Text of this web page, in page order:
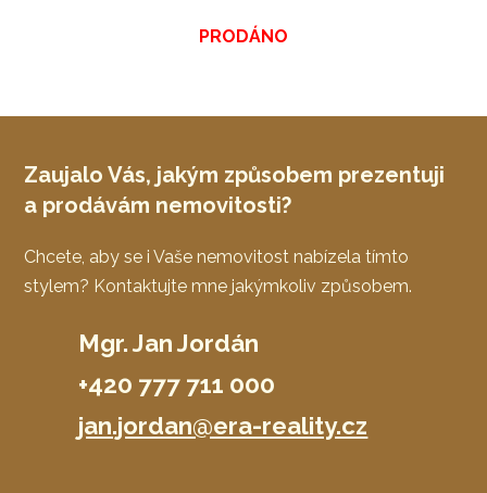
PRODÁNO
Zaujalo Vás, jakým způsobem prezentuji
a prodávám nemovitosti?
Chcete, aby se i Vaše nemovitost nabízela tímto
stylem? Kontaktujte mne jakýmkoliv způsobem.
Mgr. Jan Jordán
+420 777 711 000
jan.jordan@era-reality.cz